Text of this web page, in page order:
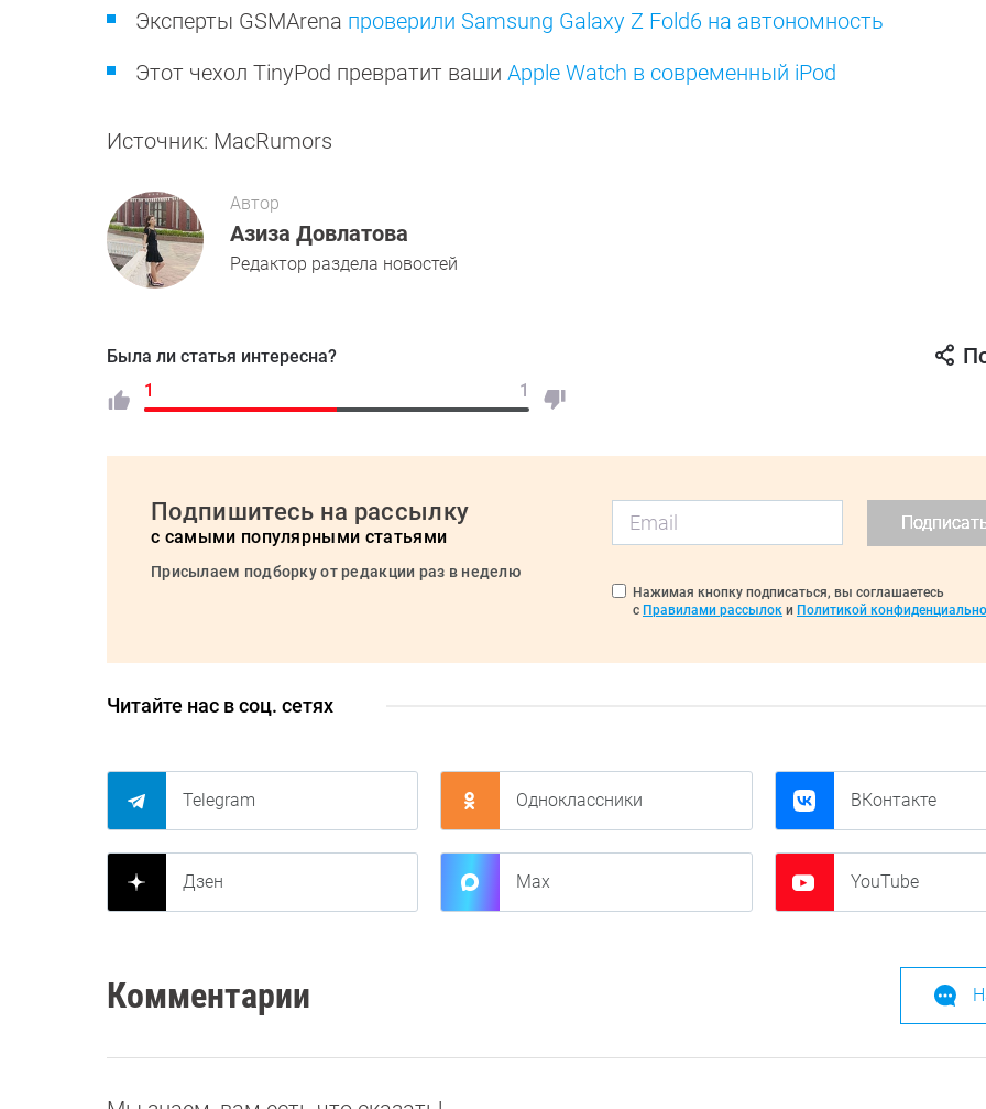
Эксперты GSMArena проверили Samsung Galaxy Z Fold6 на автономность
Этот чехол TinyPod превратит ваши Apple Watch в современный iPod
Источник: MacRumors
Автор
Азиза Довлатова
Редактор раздела новостей
Была ли статья интересна?
1
1
Подпишитесь на рассылку
с самыми популярными статьями
Присылаем подборку от редакции раз в неделю
Нажимая кнопку подписаться, вы соглашаетесь
с Правилами рассылок и Политикой
Читайте нас в соц. сетях
Telegram Одноклассники ВКонтакте
Дзен Max YouTube
Комментарии